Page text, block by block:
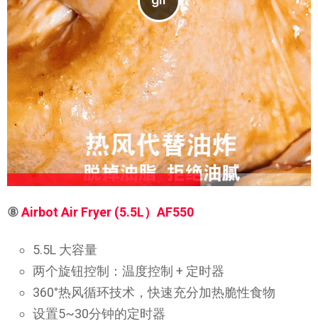
⑧Airbot Air Fryer (5.5L）AF550
5.5L 大容量
两个旋钮控制：温度控制 + 定时器
360°热风循环技术，快速充分加热脆性食物
设置5~30分钟的定时器